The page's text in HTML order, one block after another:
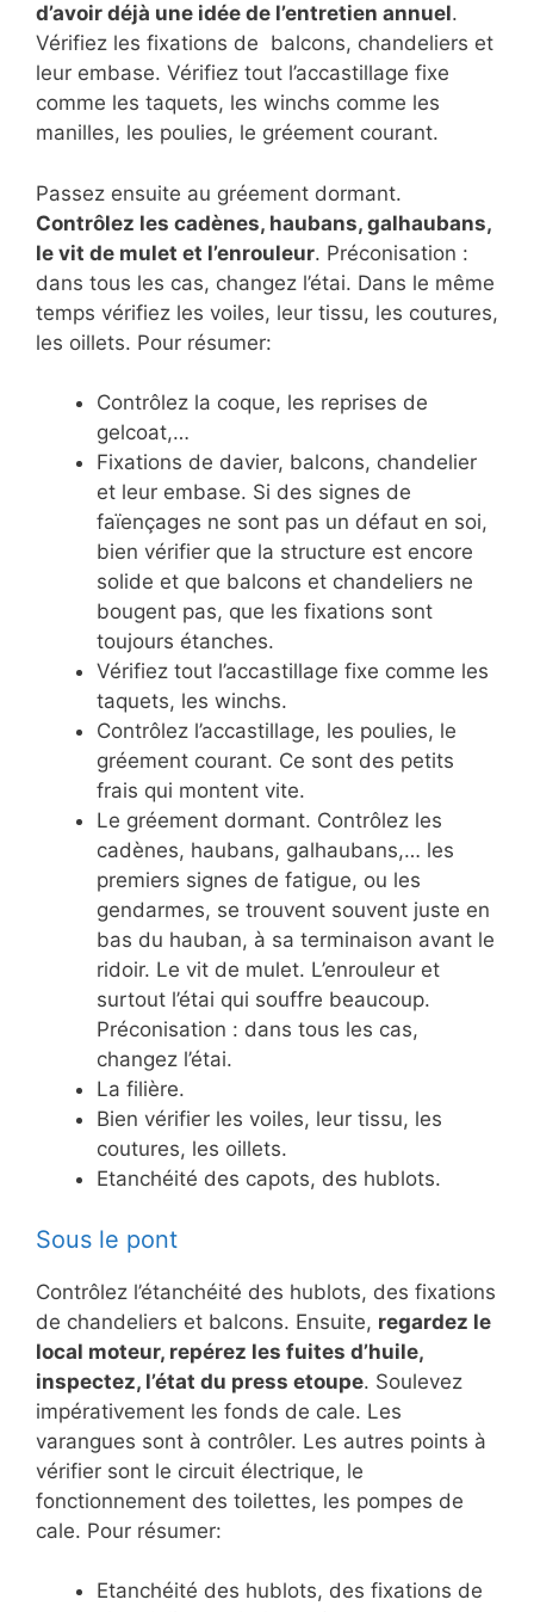
d’avoir déjà une idée de l’entretien annuel.
Vérifiez les fixations de balcons, chandeliers et
leur embase. Vérifiez tout l’accastillage fixe
comme les taquets, les winchs comme les
manilles, les poulies, le gréement courant.
Passez ensuite au gréement dormant.
Contrôlez les cadènes, haubans, galhaubans,
le vit de mulet et l’enrouleur. Préconisation :
dans tous les cas, changez l’étai. Dans le même
temps vérifiez les voiles, leur tissu, les coutures,
les oillets. Pour résumer:
Contrôlez la coque, les reprises de
gelcoat,…
Fixations de davier, balcons, chandelier
et leur embase. Si des signes de
faïençages ne sont pas un défaut en soi,
bien vérifier que la structure est encore
solide et que balcons et chandeliers ne
bougent pas, que les fixations sont
toujours étanches.
Vérifiez tout l’accastillage fixe comme les
taquets, les winchs.
Contrôlez l’accastillage, les poulies, le
gréement courant. Ce sont des petits
frais qui montent vite.
Le gréement dormant. Contrôlez les
cadènes, haubans, galhaubans,… les
premiers signes de fatigue, ou les
gendarmes, se trouvent souvent juste en
bas du hauban, à sa terminaison avant le
ridoir. Le vit de mulet. L’enrouleur et
surtout l’étai qui souffre beaucoup.
Préconisation : dans tous les cas,
changez l’étai.
La filière.
Bien vérifier les voiles, leur tissu, les
coutures, les oillets.
Etanchéité des capots, des hublots.
Sous le pont
Contrôlez l’étanchéité des hublots, des fixations
de chandeliers et balcons. Ensuite, regardez le
local moteur, repérez les fuites d’huile,
inspectez, l’état du press etoupe. Soulevez
impérativement les fonds de cale. Les
varangues sont à contrôler. Les autres points à
vérifier sont le circuit électrique, le
fonctionnement des toilettes, les pompes de
cale. Pour résumer:
Etanchéité des hublots, des fixations de